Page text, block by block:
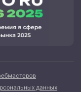
данных